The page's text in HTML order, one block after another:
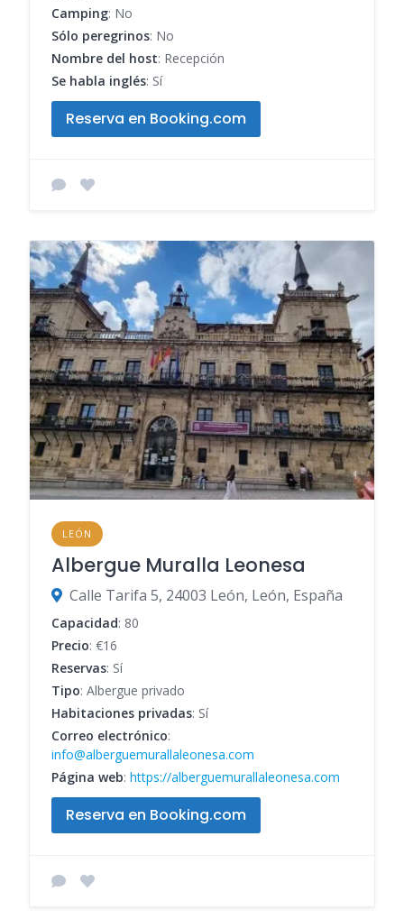
Camping: No
Sólo peregrinos: No
Nombre del host: Recepción
Se habla inglés: Sí
Reserva en Booking.com
LEÓN
Albergue Muralla Leonesa
Calle Tarifa 5, 24003 León, León, España
Capacidad: 80
Precio: €16
Reservas: Sí
Tipo: Albergue privado
Habitaciones privadas: Sí
Correo electrónico:
info@alberguemurallaleonesa.com
Página web: https://alberguemurallaleonesa.com
Reserva en Booking.com